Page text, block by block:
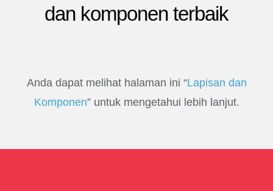
dan komponen terbaik
Anda dapat melihat halaman ini “Lapisan dan
Komponen” untuk mengetahui lebih lanjut.